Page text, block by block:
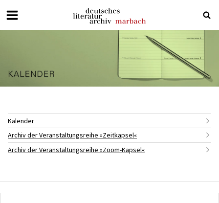
Deutsches
Literaturarchiv
Kalender
Archiv der Veranstaltungsreihe »Zeitkapsel«
Archiv der Veranstaltungsreihe »Zoom-Kapsel«